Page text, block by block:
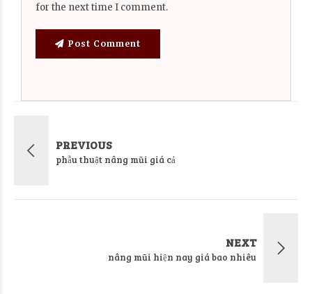
for the next time I comment.
Post Comment
PREVIOUS
phẫu thuật nâng mũi giá cả
NEXT
nâng mũi hiện nay giá bao nhiêu